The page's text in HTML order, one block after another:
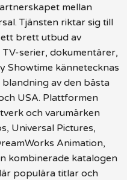
mellan
Tjänsten riktar sig till
brett utbud av
serier, dokumentärer,
Showtime kännetecknas
av den bästa
USA. Plattformen
och varumärken
Universal Pictures,
Animation,
kombinerade katalogen
populära titlar och